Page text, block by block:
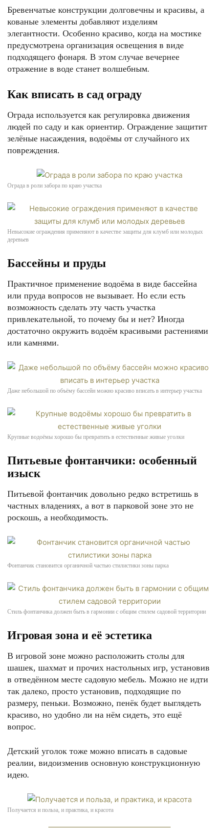
Бревенчатые конструкции долговечны и красивы, а
кованые элементы добавляют изделиям
элегантности. Особенно красиво, когда на мостике
предусмотрена организация освещения в виде
подходящего фонаря. В этом случае вечернее
отражение в воде станет волшебным.
Как вписать в сад ограду
Ограда используется как регулировка движения
людей по саду и как ориентир. Ограждение защитит
зелёные насаждения, водоёмы от случайного их
повреждения.
Ограда в роли забора по краю участка
Невысокие ограждения применяют в качестве защиты для клумб или молодых
деревьев
Бассейны и пруды
Практичное применение водоёма в виде бассейна
или пруда вопросов не вызывает. Но если есть
возможность сделать эту часть участка
привлекательной, то почему бы и нет? Иногда
достаточно окружить водоём красивыми растениями
или камнями.
Даже небольшой по объёму бассейн можно красиво вписать в интерьер участка
Крупные водоёмы хорошо бы превратить в естественные живые уголки
Питьевые фонтанчики: особенный
изыск
Питьевой фонтанчик довольно редко встретишь в
частных владениях, а вот в парковой зоне это не
роскошь, а необходимость.
Фонтанчик становится органичной частью стилистики зоны парка
Стиль фонтанчика должен быть в гармонии с общим стилем садовой территории
Игровая зона и её эстетика
В игровой зоне можно расположить столы для
шашек, шахмат и прочих настольных игр, установив
в отведённом месте садовую мебель. Можно не идти
так далеко, просто установив, подходящие по
размеру, пеньки. Возможно, пенёк будет выглядеть
красиво, но удобно ли на нём сидеть, это ещё
вопрос.
Детский уголок тоже можно вписать в садовые
реалии, видоизменив основную конструкционную
идею.
Получается и польза, и практика, и красота